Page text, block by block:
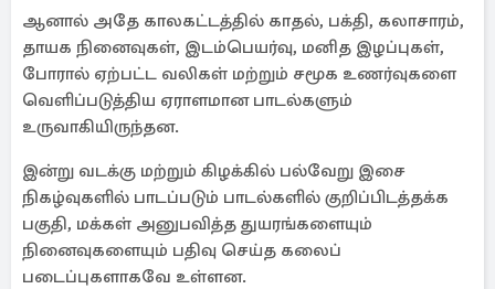
ஆனால் அதே காலகட்டத்தில் காதல், பக்தி, கலாசாரம்,
தாயக நினைவுகள், இடம்பெயர்வு, மனித இழப்புகள்,
போரால் ஏற்பட்ட வலிகள் மற்றும் சமூக உணர்வுகளை
வெளிப்படுத்திய ஏராளமான பாடல்களும்
உருவாகியிருந்தன.
இன்று வடக்கு மற்றும் கிழக்கில் பல்வேறு இசை
நிகழ்வுகளில் பாடப்படும் பாடல்களில் குறிப்பிடத்தக்க
பகுதி, மக்கள் அனுபவித்த துயரங்களையும்
நினைவுகளையும் பதிவு செய்த கலைப்
படைப்புகளாகவே உள்ளன.